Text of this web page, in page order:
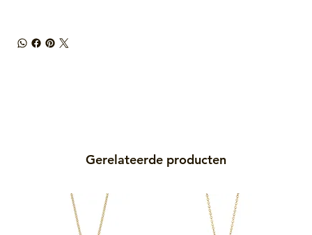
Gerelateerde producten